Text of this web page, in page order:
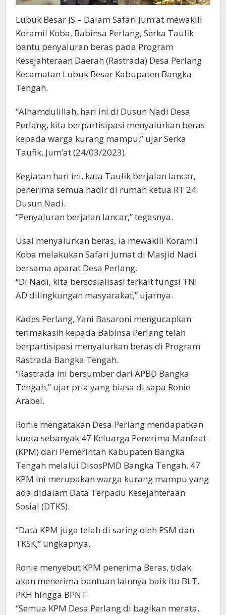
Lubuk Besar JS – Dalam Safari Jum’at mewakili
Koramil Koba, Babinsa Perlang, Serka Taufik
bantu penyaluran beras pada Program
Kesejahteraan Daerah (Rastrada) Desa Perlang
Kecamatan Lubuk Besar Kabupaten Bangka
Tengah.
“Alhamdulillah, hari ini di Dusun Nadi Desa
Perlang, kita berpartisipasi menyalurkan beras
kepada warga kurang mampu,” ujar Serka
Taufik, Jum’at (24/03/2023).
Kegiatan hari ini, kata Taufik berjalan lancar,
penerima semua hadir di rumah ketua RT 24
Dusun Nadi.
“Penyaluran berjalan lancar,” tegasnya.
Usai menyalurkan beras, ia mewakili Koramil
Koba melakukan Safari Jumat di Masjid Nadi
bersama aparat Desa Perlang.
“Di Nadi, kita bersosialisasi terkait fungsi TNI
AD dilingkungan masyarakat,” ujarnya.
Kades Perlang, Yani Basaroni mengucapkan
terimakasih kepada Babinsa Perlang telah
berpartisipasi menyalurkan beras di Program
Rastrada Bangka Tengah.
“Rastrada ini bersumber dari APBD Bangka
Tengah,” ujar pria yang biasa di sapa Ronie
Arabel.
Ronie mengatakan Desa Perlang mendapatkan
kuota sebanyak 47 Keluarga Penerima Manfaat
(KPM) dari Pemerintah Kabupaten Bangka
Tengah melalui DisosPMD Bangka Tengah. 47
KPM ini merupakan warga kurang mampu yang
ada didalam Data Terpadu Kesejahteraan
Sosial (DTKS).
“Data KPM juga telah di saring oleh PSM dan
TKSK,” ungkapnya.
Ronie menyebut KPM penerima Beras, tidak
akan menerima bantuan lainnya baik itu BLT,
PKH hingga BPNT.
“Semua KPM Desa Perlang di bagikan merata,